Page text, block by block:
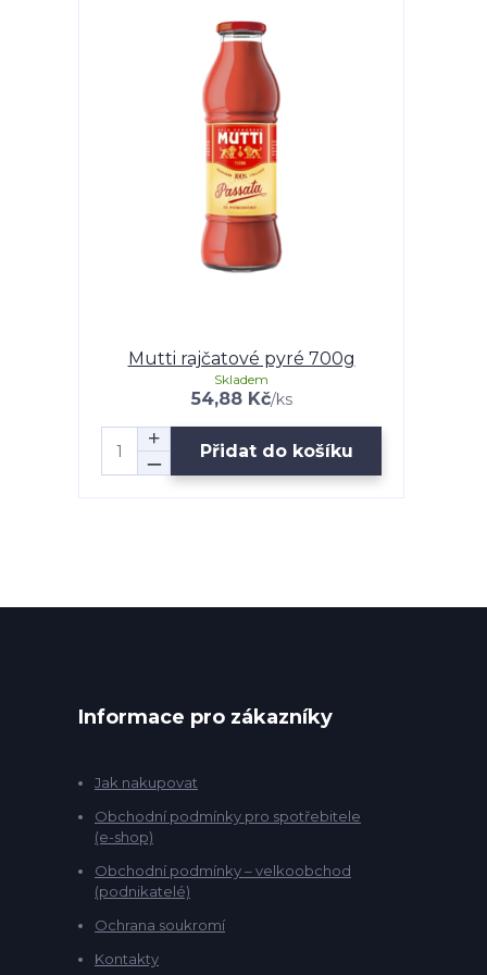
Mutti rajčatové pyré 700g
54,88 Kč/ks
Skladem
Přidat do košíku
Informace pro zákazníky
Jak nakupovat
Obchodní podmínky pro spotřebitele
(e-shop)
Obchodní podmínky – velkoobchod
(podnikatelé)
Ochrana soukromí
Kontakty